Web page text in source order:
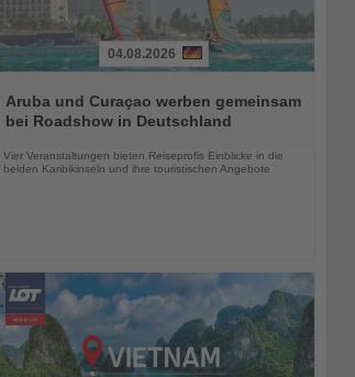
Sie
die
04.08.2026
Aruba und Curaçao werben gemeinsam
bei Roadshow in Deutschland
Vier Veranstaltungen bieten Reiseprofis Einblicke in die
beiden Karibikinseln und ihre touristischen Angebote